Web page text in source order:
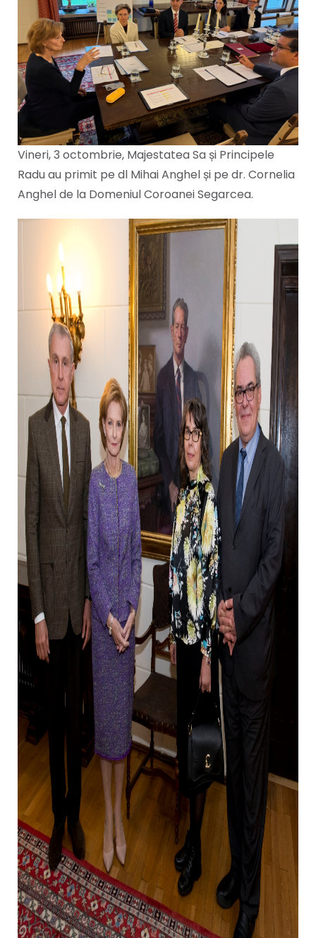
Vineri, 3 octombrie, Majestatea Sa și Principele
Radu au primit pe dl Mihai Anghel și pe dr. Cornelia
Anghel de la Domeniul Coroanei Segarcea.